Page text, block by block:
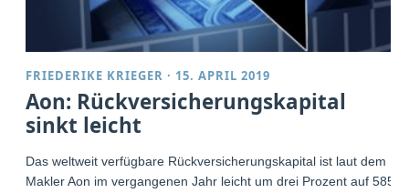
FRIEDERIKE KRIEGER · 15. APRIL 2019
Aon: Rückversicherungskapital
sinkt leicht
Das weltweit verfügbare Rückversicherungskapital ist laut dem
Makler Aon im vergangenen Jahr leicht um drei Prozent auf 585